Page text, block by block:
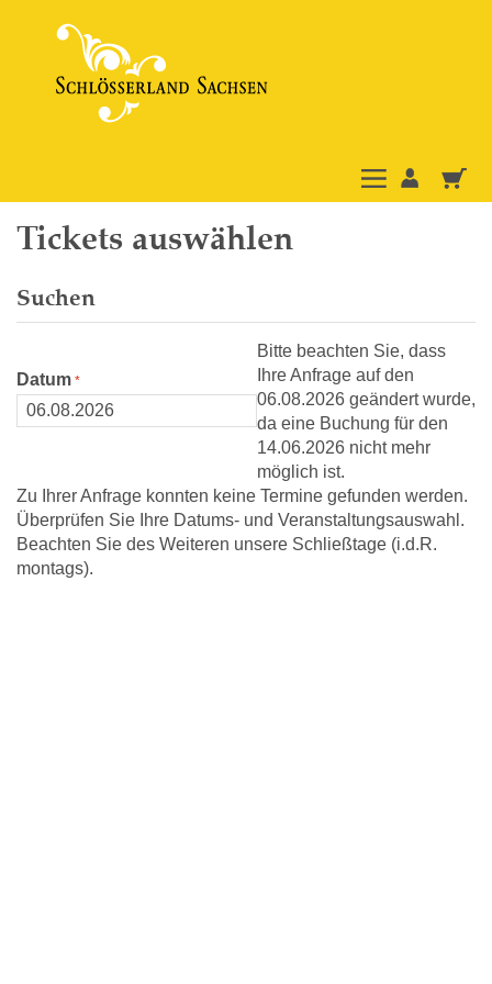
Tickets auswählen
Suchen
Datum
Bitte beachten Sie, dass
Ihre Anfrage auf den
06.08.2026 geändert wurde,
da eine Buchung für den
14.06.2026 nicht mehr
möglich ist.
Zu Ihrer Anfrage konnten keine Termine gefunden werden.
Überprüfen Sie Ihre Datums- und Veranstaltungsauswahl.
Beachten Sie des Weiteren unsere Schließtage (i.d.R.
montags).